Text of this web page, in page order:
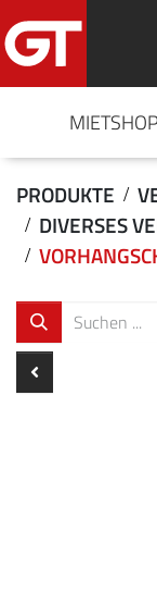
MIETSHOP
PRODUKTE
DIVERSES